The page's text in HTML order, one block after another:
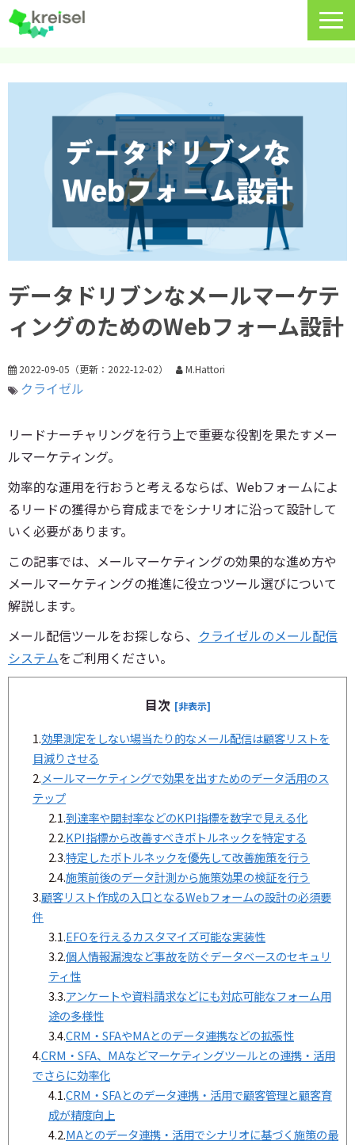
サービス一覧
クライゼルの使い方
資料DL・ウェビナー一覧
料金・プラン
よくあるご質問
CRMラボ
データドリブンなメールマーケテ
ィングのためのWebフォーム設計
2022-09-05 （更新： 2022-12-02） M.Hattori
クライゼル
リードナーチャリングを行う上で重要な役割を果たすメー
ルマーケティング。
効率的な運用を行おうと考えるならば、Webフォームによ
るリードの獲得から育成までをシナリオに沿って設計して
いく必要があります。
この記事では、メールマーケティングの効果的な進め方や
メールマーケティングの推進に役立つツール選びについて
解説します。
メール配信ツールをお探しなら、 クライゼルのメール配信
システムをご利用ください。
目次 [非表示]
1.効果測定をしない場当たり的なメール配信は顧客リストを
目減りさせる
2.メールマーケティングで効果を出すためのデータ活用のス
テップ
2.1.到達率や開封率などのKPI指標を数字で見える化
2.2.KPI指標から改善すべきボトルネックを特定する
2.3.特定したボトルネックを優先して改善施策を行う
2.4.施策前後のデータ計測から施策効果の検証を行う
3.顧客リスト作成の入口となるWebフォームの設計の必須要
件
3.1.EFOを行えるカスタマイズ可能な実装性
3.2.個人情報漏洩など事故を防ぐデータベースのセキュリ
ティ性
3.3.アンケートや資料請求などにも対応可能なフォーム用
途の多様性
3.4.CRM・SFAやMAとのデータ連携などの拡張性
4.CRM・SFA、MAなどマーケティングツールとの連携・活用
でさらに効率化
4.1.CRM・SFAとのデータ連携・活用で顧客管理と顧客育
成が精度向上
4.2.MAとのデータ連携・活用でシナリオに基づく施策の最